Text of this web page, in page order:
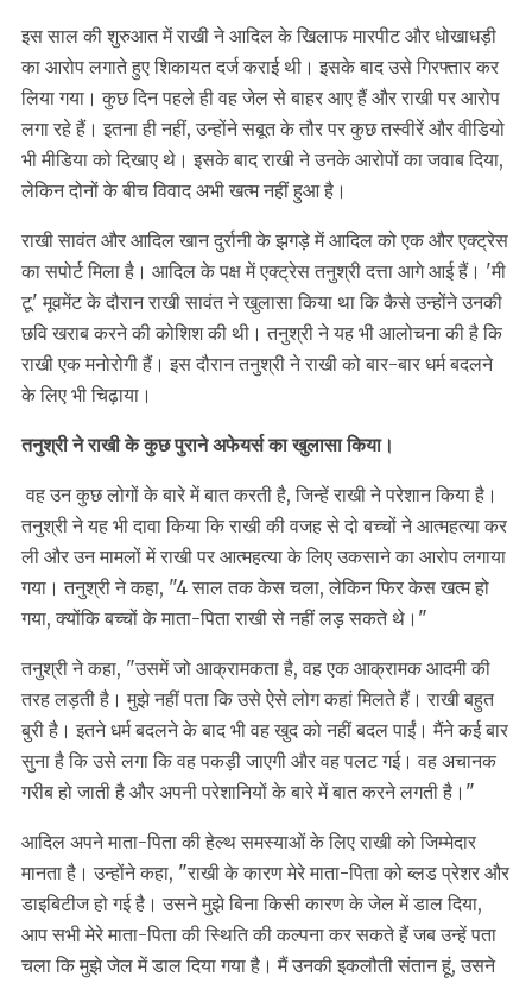
इस साल की शुरुआत में राखी ने आदिल के खिलाफ मारपीट और धोखाधड़ी
का आरोप लगाते हुए शिकायत दर्ज कराई थी। इसके बाद उसे गिरफ्तार कर
लिया गया। कुछ दिन पहले ही वह जेल से बाहर आए हैं और राखी पर आरोप
लगा रहे हैं। इतना ही नहीं, उन्होंने सबूत के तौर पर कुछ तस्वीरें और वीडियो
भी मीडिया को दिखाए थे। इसके बाद राखी ने उनके आरोपों का जवाब दिया,
लेकिन दोनों के बीच विवाद अभी खत्म नहीं हुआ है।
राखी सावंत और आदिल खान दुर्रानी के झगड़े में आदिल को एक और एक्ट्रेस
का सपोर्ट मिला है। आदिल के पक्ष में एक्ट्रेस तनुश्री दत्ता आगे आई हैं। 'मी
टू' मूवमेंट के दौरान राखी सावंत ने खुलासा किया था कि कैसे उन्होंने उनकी
छवि खराब करने की कोशिश की थी। तनुश्री ने यह भी आलोचना की है कि
राखी एक मनोरोगी हैं। इस दौरान तनुश्री ने राखी को बार-बार धर्म बदलने
के लिए भी चिढ़ाया।
तनुश्री ने राखी के कुछ पुराने अफेयर्स का खुलासा किया।
वह उन कुछ लोगों के बारे में बात करती है, जिन्हें राखी ने परेशान किया है।
तनुश्री ने यह भी दावा किया कि राखी की वजह से दो बच्चों ने आत्महत्या कर
ली और उन मामलों में राखी पर आत्महत्या के लिए उकसाने का आरोप लगाया
गया। तनुश्री ने कहा, "4 साल तक केस चला, लेकिन फिर केस खत्म हो
गया, क्योंकि बच्चों के माता-पिता राखी से नहीं लड़ सकते थे।"
तनुश्री ने कहा, "उसमें जो आक्रामकता है, वह एक आक्रामक आदमी की
तरह लड़ती है। मुझे नहीं पता कि उसे ऐसे लोग कहां मिलते हैं। राखी बहुत
बुरी है। इतने धर्म बदलने के बाद भी वह खुद को नहीं बदल पाईं। मैंने कई बार
सुना है कि उसे लगा कि वह पकड़ी जाएगी और वह पलट गई। वह अचानक
गरीब हो जाती है और अपनी परेशानियों के बारे में बात करने लगती है।"
आदिल अपने माता-पिता की हेल्थ समस्याओं के लिए राखी को जिम्मेदार
मानता है। उन्होंने कहा, "राखी के कारण मेरे माता-पिता को ब्लड प्रेशर और
डाइबिटीज हो गई है। उसने मुझे बिना किसी कारण के जेल में डाल दिया,
आप सभी मेरे माता-पिता की स्थिति की कल्पना कर सकते हैं जब उन्हें पता
चला कि मुझे जेल में डाल दिया गया है। मैं उनकी इकलौती संतान हूं, उसने